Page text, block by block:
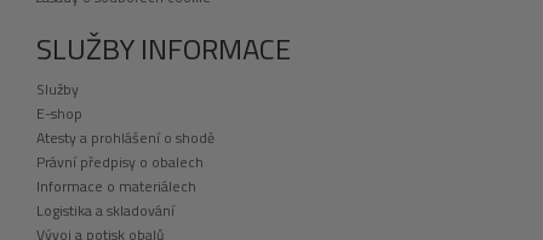
SLUŽBY INFORMACE
Služby
E-shop
Atesty a prohlášení o shodě
Právní předpisy o obalech
Informace o materiálech
Logistika a skladování
Vývoj a potisk obalů